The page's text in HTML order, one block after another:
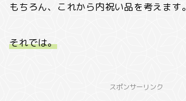
もちろん、これから内祝い品を考えます。
それでは。
スポンサーリンク